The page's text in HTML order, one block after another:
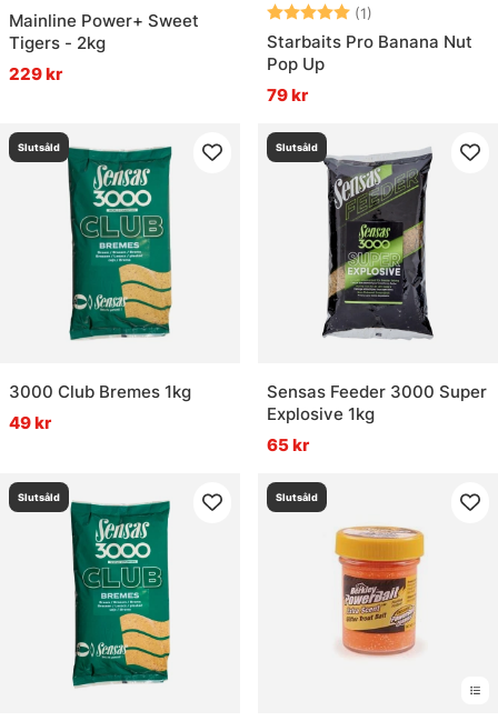
Mainline Power+ Sweet
Tigers - 2kg
229 kr
Betyg: (1)
Starbaits Pro Banana Nut
Pop Up
79 kr
Slutsåld
3000 Club Bremes 1kg
49 kr
Slutsåld
Sensas Feeder 3000 Super
Explosive 1kg
65 kr
Slutsåld Slutsåld